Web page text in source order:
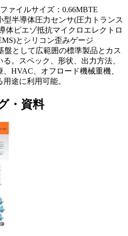
ァイルサイズ：0.66MBTE
型半導体圧力センサ(圧力トランス
体ピエゾ抵抗マイクロエレクトロ
とシリコン歪みゲージ
盤として広範囲の標準製品とカス
。スペック、形状、出力方法、
HVAC、オフロード機械重機、
途に利用可能。
・資料